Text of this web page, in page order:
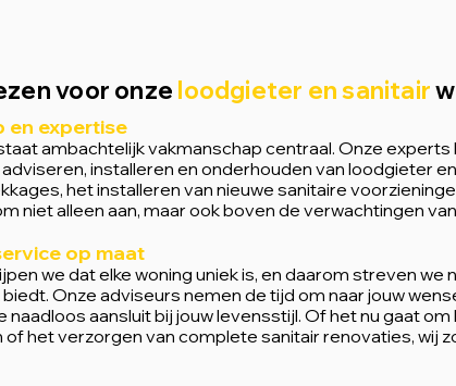
voor onze loodgieter en sanitair
en expertise
ambachtelijk vakmanschap centraal. Onze
installeren en onderhouden van loodgieter
het installeren van nieuwe sanitaire
niet alleen aan, maar ook boven de verwachtingen
op maat
we dat elke woning uniek is, en daarom streven
Onze adviseurs nemen de tijd om naar jouw
naadloos aansluit bij jouw levensstijl. Of het nu gaat
het verzorgen van complete sanitair renovaties, wij